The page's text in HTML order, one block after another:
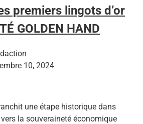
premiers lingots d’or
GOLDEN HAND
10, 2024
une étape historique dans
la souveraineté économique